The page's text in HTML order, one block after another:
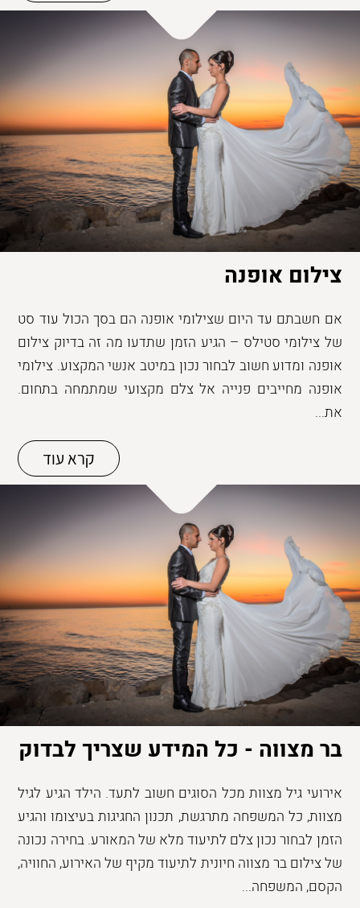
צילום אופנה
אם חשבתם עד היום שצילומי אופנה הם בסך הכול עוד סט
של צילומי סטילס – הגיע הזמן שתדעו מה זה בדיוק צילום
אופנה ומדוע חשוב לבחור נכון במיטב אנשי המקצוע. צילומי
אופנה מחייבים פנייה אל צלם מקצועי שמתמחה בתחום.
את...
קרא עוד
בר מצווה - כל המידע שצריך לבדוק
אירועי גיל מצוות מכל הסוגים חשוב לתעד. הילד הגיע לגיל
מצוות, כל המשפחה מתרגשת, תכנון החגיגות בעיצומו והגיע
הזמן לבחור נכון צלם לתיעוד מלא של המאורע. בחירה נכונה
של צילום בר מצווה חיונית לתיעוד מקיף של האירוע, החוויה,
הקסם, המשפחה...